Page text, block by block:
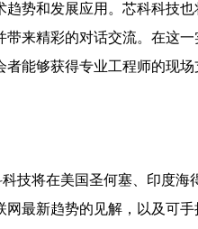
势和发展应用。芯科科技
来精彩的对话交流。在这
能够获得专业工程师的现场
技将在美国圣何塞、印度
最新趋势的见解，以及可